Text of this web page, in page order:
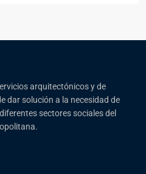
arquitectónicos y de
dar solución a la necesidad de
sectores sociales del